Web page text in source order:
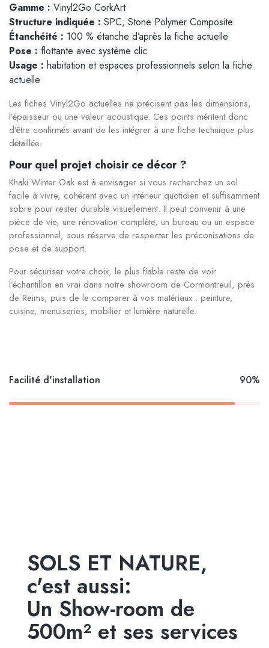
Gamme : Vinyl2Go CorkArt
Structure indiquée : SPC, Stone Polymer Composite
Étanchéité : 100 % étanche d’après la fiche actuelle
Pose : flottante avec système clic
Usage : habitation et espaces professionnels selon la fiche
actuelle
Les fiches Vinyl2Go actuelles ne précisent pas les dimensions,
l’épaisseur ou une valeur acoustique. Ces points méritent donc
d’être confirmés avant de les intégrer à une fiche technique plus
détaillée.
Pour quel projet choisir ce décor ?
Khaki Winter Oak est à envisager si vous recherchez un sol
facile à vivre, cohérent avec un intérieur quotidien et suffisamment
sobre pour rester durable visuellement. Il peut convenir à une
pièce de vie, une rénovation complète, un bureau ou un espace
professionnel, sous réserve de respecter les préconisations de
pose et de support.
Pour sécuriser votre choix, le plus fiable reste de voir
l’échantillon en vrai dans notre showroom de Cormontreuil, près
de Reims, puis de le comparer à vos matériaux : peinture,
cuisine, menuiseries, mobilier et lumière naturelle.
Facilité d'installation 90%
SOLS ET NATURE,
c'est aussi:
Un Show-room de
500m² et ses services